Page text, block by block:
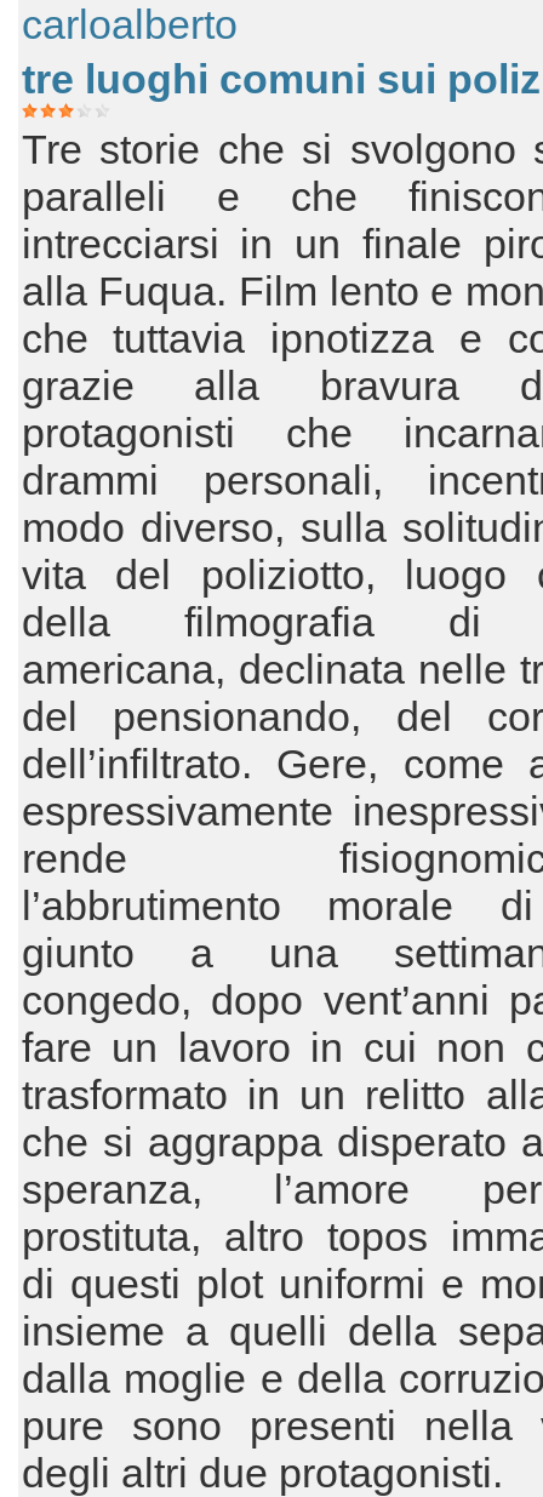
carloalberto
tre luoghi comuni sui
Tre storie che si svolgono
paralleli e che
intrecciarsi in un finale
alla Fuqua. Film lento e
che tuttavia ipnotizza e
grazie alla bravura
protagonisti che
drammi personali,
modo diverso, sulla
vita del poliziotto, luogo
della filmografia di
americana, declinata nelle
del pensionando, del
dell’infiltrato. Gere, come
espressivamente
rende
l’abbrutimento morale
giunto a una
congedo, dopo vent’anni
fare un lavoro in cui non
trasformato in un relitto
che si aggrappa disperato
speranza, l’amore
prostituta, altro topos
di questi plot uniformi e
insieme a quelli della
dalla moglie e della
pure sono presenti nella
degli altri due protagonisti.